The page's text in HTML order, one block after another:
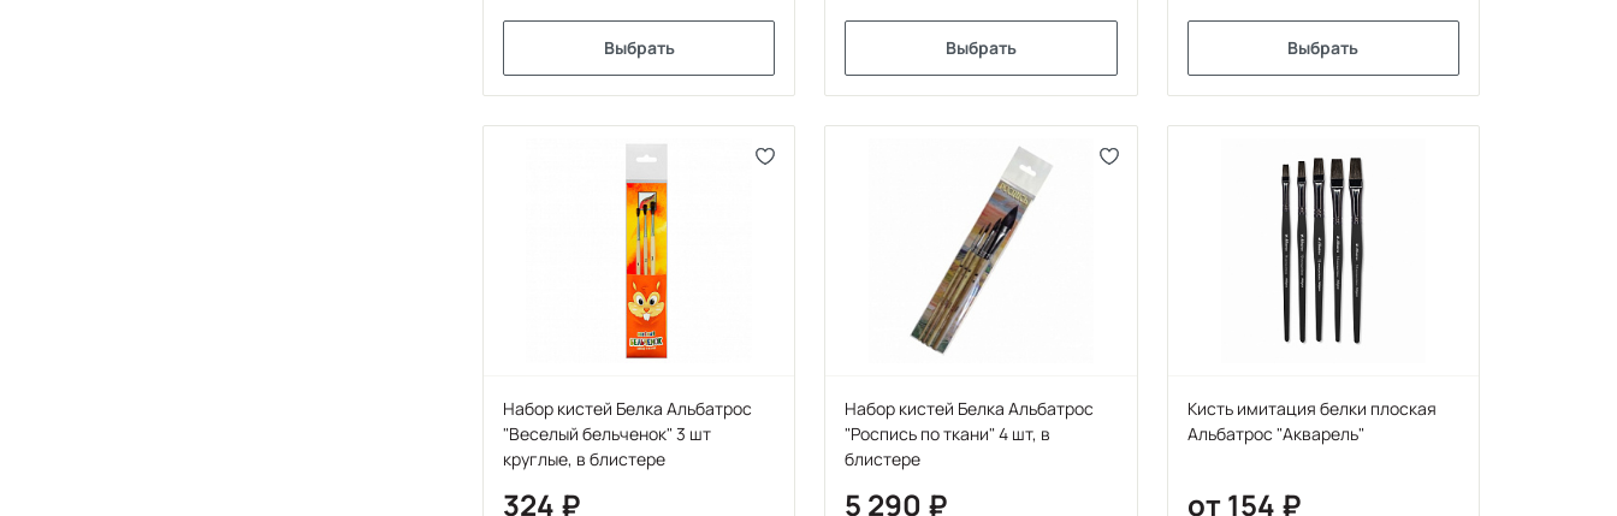
Выбрать Выбрать Выбрать
Набор кистей Белка Альбатрос
"Веселый бельченок" 3 шт
круглые, в блистере
324
Набор кистей Белка Альбатрос
"Роспись по ткани" 4 шт, в
блистере
5 290
Кисть имитация белки плоская
Альбатрос "Акварель"
от 154